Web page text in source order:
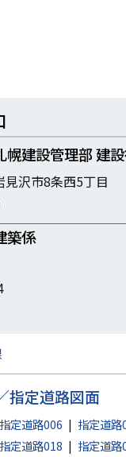
幌建設管理部 建
見沢市8条西5丁目
築係
指定道路図面
指定道路006
指定道路
指定道路018
指定道路